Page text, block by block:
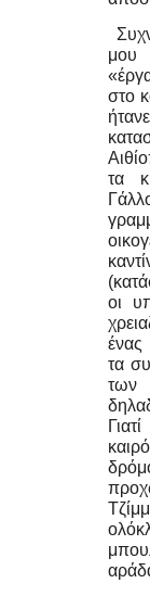
μου
στο
τα
οι
τα
των